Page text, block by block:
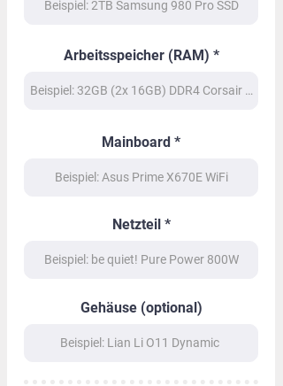
Arbeitsspeicher (RAM)
Mainboard
Netzteil
Gehäuse (optional)